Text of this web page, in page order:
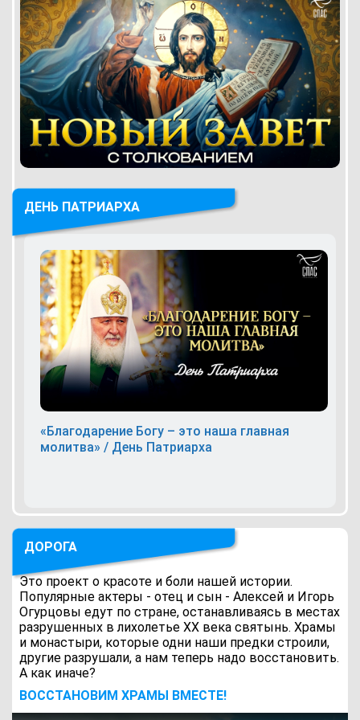
ДЕНЬ ПАТРИАРХА
«Благодарение Богу – это наша главная
молитва» / День Патриарха
ДОРОГА
Это проект о красоте и боли нашей истории.
Популярные актеры - отец и сын - Алексей и Игорь
Огурцовы едут по стране, останавливаясь в местах
разрушенных в лихолетье ХХ века святынь. Храмы
и монастыри, которые одни наши предки строили,
другие разрушали, а нам теперь надо восстановить.
А как иначе?
ВОCСТАНОВИМ ХРАМЫ ВМЕСТЕ!